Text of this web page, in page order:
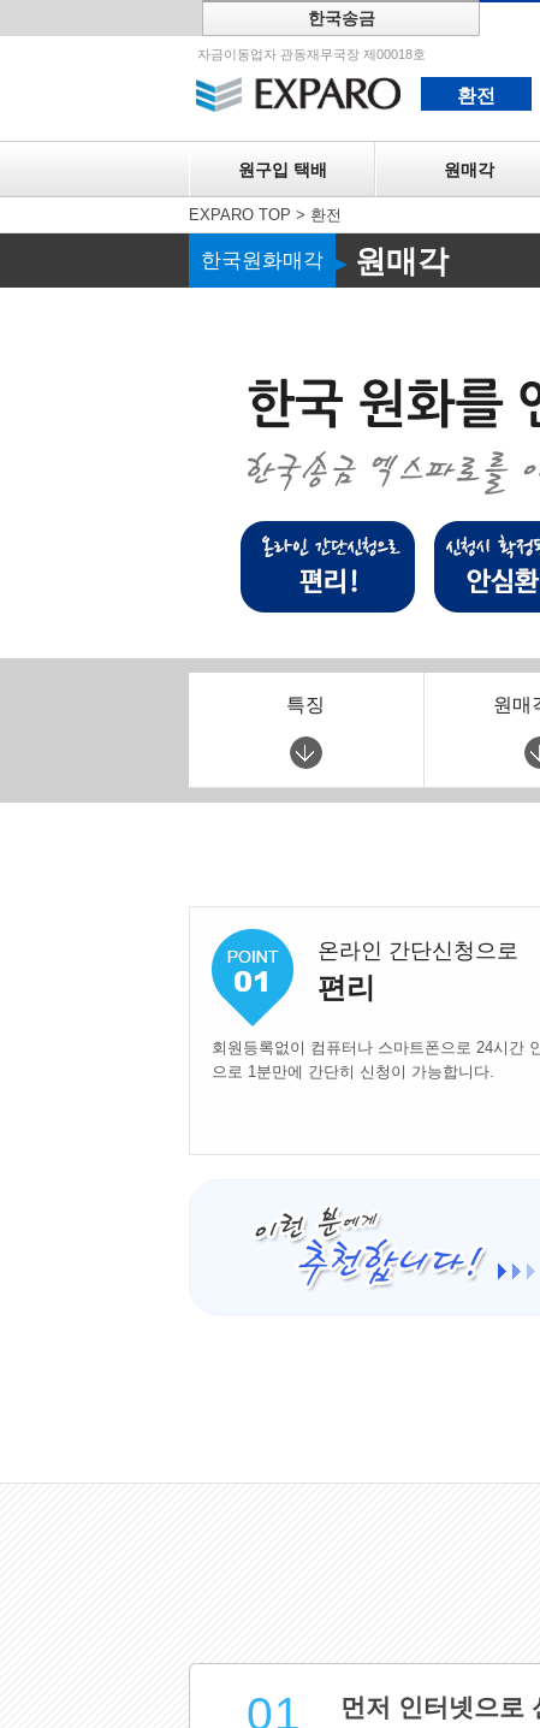
한국송금
자금이동업자 관동재무국장 제00018호
환전
원구입 택배 원매각
EXPARO TOP > 환전
한국원화매각 ▶원매각
특징 원매
온라인 간단신청으로
편리
회원등록없이 컴퓨터나 스마트폰으로 24시간
으로 1분만에 간단히 신청이 가능합니다.
01 먼저 인터넷으로